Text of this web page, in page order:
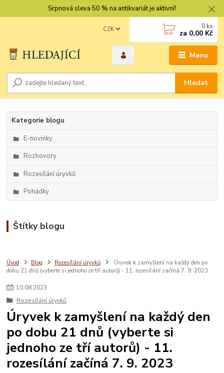
Srpnová sleva 50 % na antikvariát je aktivní!
Menu
CZK
Hledat
0 ks
za 0,00 Kč
Kategorie blogu
E-novinky
Rozhovory
Rozesílání úryvků
Pohádky
Štítky blogu
Úvod Blog Rozesílání úryvků
Úryvek k zamyšlení na každý den po
dobu 21 dnů (vyberte si jednoho ze tří autorů) - 11. rozesílání začíná 7. 9. 2023
10.08.2023
Rozesílání úryvků
Úryvek k zamyšlení na každý den
po dobu 21 dnů (vyberte si
jednoho ze tří autorů) - 11.
rozesílání začíná 7. 9. 2023